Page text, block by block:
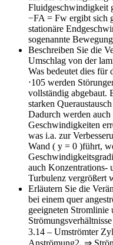
Fluidgeschwindigkeit
−FA = Fw ergibt sich
stationäre
sogenannte
Beschreiben Sie die
Umschlag von der
Was bedeutet dies für
⋅105 werden
vollständig abgebaut.
starken
Dadurch werden
Geschwindigkeiten
was i.a. zur
Wand ( y = 0 )führt,
auch Konzentrations-
Turbulenz vergrößert
Erläutern Sie die
bei einem quer
geeigneten
3.14 – Umströmter
Anströmung2. ⇒